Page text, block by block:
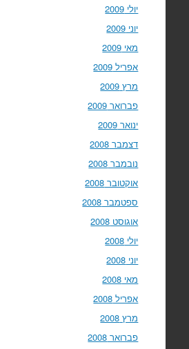
יולי 2009
יוני 2009
מאי 2009
אפריל 2009
מרץ 2009
פברואר 2009
ינואר 2009
דצמבר 2008
נובמבר 2008
אוקטובר 2008
ספטמבר 2008
אוגוסט 2008
יולי 2008
יוני 2008
מאי 2008
אפריל 2008
מרץ 2008
פברואר 2008